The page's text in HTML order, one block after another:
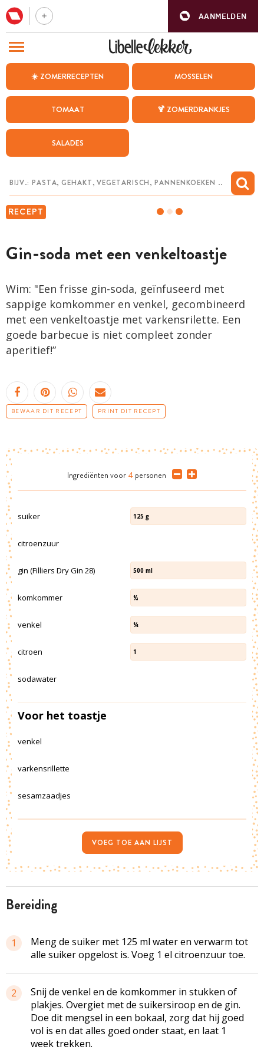
AANMELDEN
☀️ ZOMERRECEPTEN MOSSELEN
TOMAAT 🍹 ZOMERDRANKJES
SALADES
RECEPT
Gin-soda met een venkeltoastje
Wim: "Een frisse gin-soda, geïnfuseerd met
sappige komkommer en venkel, gecombineerd
met een venkeltoastje met varkensrilette. Een
goede barbecue is niet compleet zonder
aperitief!”
BEWAAR DIT RECEPT PRINT DIT RECEPT
bereiding
1
Meng de suiker met 125 ml water en verwarm tot
alle suiker opgelost is. Voeg 1 el citroenzuur toe.
2
Snij de venkel en de komkommer in stukken of
plakjes. Overgiet met de suikersiroop en de gin.
Doe dit mengsel in een bokaal, zorg dat hij goed
vol is en dat alles goed onder staat, en laat 1
week trekken.
Ingrediënten voor 4 personen
suiker 125 g
citroenzuur
gin (Filliers Dry Gin 28) 500 ml
komkommer ½
venkel ¼
citroen 1
sodawater
Voor het toastje
venkel
varkensrillette
sesamzaadjes
VOEG TOE AAN LIJST
BEZOEK ONZE ANDERE WEBSITES
WEEKMENU
CHAT MET MAIA
MIJN BEWAARDE RECEPTEN